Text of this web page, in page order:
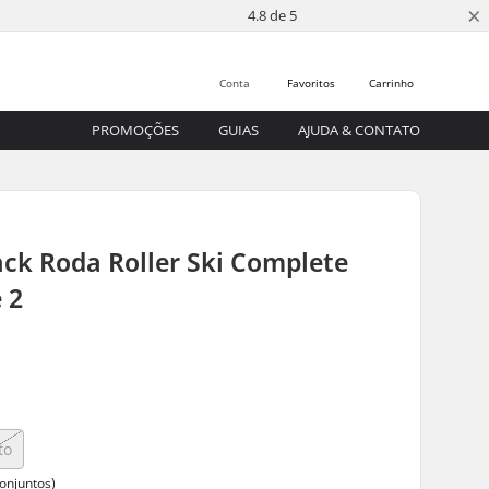
4.8 de 5 ×
Carrinho
Favoritos
Conta
PROMOÇÕES GUIAS AJUDA & CONTATO
Roda Roller Ski Complete
2